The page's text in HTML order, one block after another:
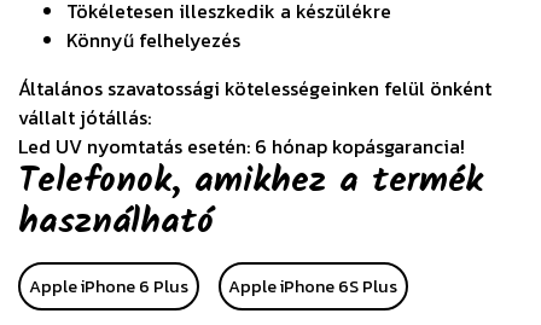
Tökéletesen illeszkedik a készülékre
Könnyű felhelyezés
Általános szavatossági kötelességeinken felül önként
vállalt jótállás:
Led UV nyomtatás esetén: 6 hónap kopásgarancia!
Telefonok, amikhez a termék
használható
Apple iPhone 6 Plus Apple iPhone 6S Plus